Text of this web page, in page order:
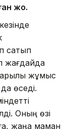
жоқ.
сатып
жағдайда
жұмыс
өседі.
Оның өзі
жаңа маман